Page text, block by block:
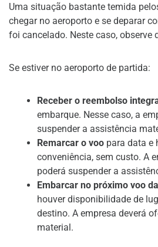
Uma situação bastante temida
chegar no aeroporto e se deparar
foi cancelado. Neste caso, observe
Se estiver no aeroporto de partida:
Receber o reembolso
embarque. Nesse caso, a
suspender a assistência
Remarcar o voo para data e
conveniência, sem custo. A
poderá suspender a
Embarcar no próximo voo
houver disponibilidade de
destino. A empresa deverá
material.